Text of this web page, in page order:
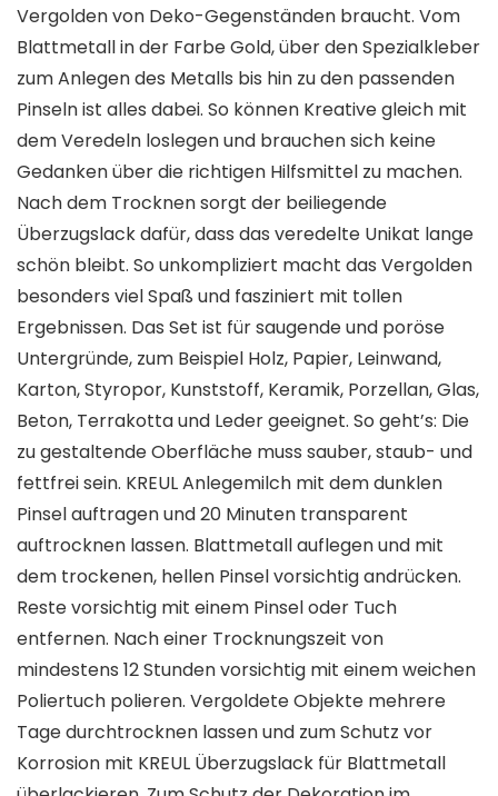
Vergolden von Deko-Gegenständen braucht. Vom
Blattmetall in der Farbe Gold, über den Spezialkleber
zum Anlegen des Metalls bis hin zu den passenden
Pinseln ist alles dabei. So können Kreative gleich mit
dem Veredeln loslegen und brauchen sich keine
Gedanken über die richtigen Hilfsmittel zu machen.
Nach dem Trocknen sorgt der beiliegende
Überzugslack dafür, dass das veredelte Unikat lange
schön bleibt. So unkompliziert macht das Vergolden
besonders viel Spaß und fasziniert mit tollen
Ergebnissen. Das Set ist für saugende und poröse
Untergründe, zum Beispiel Holz, Papier, Leinwand,
Karton, Styropor, Kunststoff, Keramik, Porzellan, Glas,
Beton, Terrakotta und Leder geeignet. So geht’s: Die
zu gestaltende Oberfläche muss sauber, staub- und
fettfrei sein. KREUL Anlegemilch mit dem dunklen
Pinsel auftragen und 20 Minuten transparent
auftrocknen lassen. Blattmetall auflegen und mit
dem trockenen, hellen Pinsel vorsichtig andrücken.
Reste vorsichtig mit einem Pinsel oder Tuch
entfernen. Nach einer Trocknungszeit von
mindestens 12 Stunden vorsichtig mit einem weichen
Poliertuch polieren. Vergoldete Objekte mehrere
Tage durchtrocknen lassen und zum Schutz vor
Korrosion mit KREUL Überzugslack für Blattmetall